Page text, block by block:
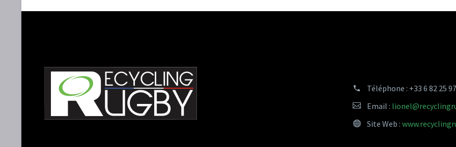
Téléphone : +33 6 82 25
Email :
Site Web :